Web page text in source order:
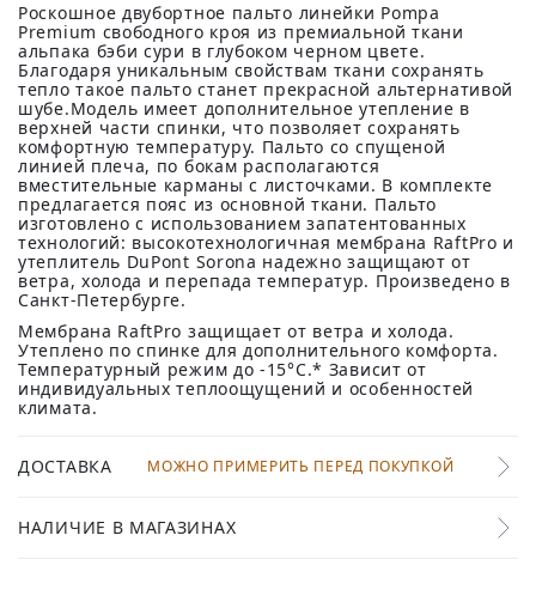
Роскошное двубортное пальто линейки Pompa
Premium свободного кроя из премиальной ткани
альпака бэби сури в глубоком черном цвете.
Благодаря уникальным свойствам ткани сохранять
тепло такое пальто станет прекрасной альтернативой
шубе.Модель имеет дополнительное утепление в
верхней части спинки, что позволяет сохранять
комфортную температуру. Пальто со спущеной
линией плеча, по бокам располагаются
вместительные карманы с листочками. В комплекте
предлагается пояс из основной ткани. Пальто
изготовлено с использованием запатентованных
технологий: высокотехнологичная мембрана RaftPro и
утеплитель DuPont Sorona надежно защищают от
ветра, холода и перепада температур. Произведено в
Санкт-Петербурге.
Мембрана RaftPro защищает от ветра и холода.
Утеплено по спинке для дополнительного комфорта.
Температурный режим до -15°C.* Зависит от
индивидуальных теплоощущений и особенностей
климата.
ДОСТАВКА МОЖНО ПРИМЕРИТЬ ПЕРЕД ПОКУПКОЙ
НАЛИЧИЕ В МАГАЗИНАХ